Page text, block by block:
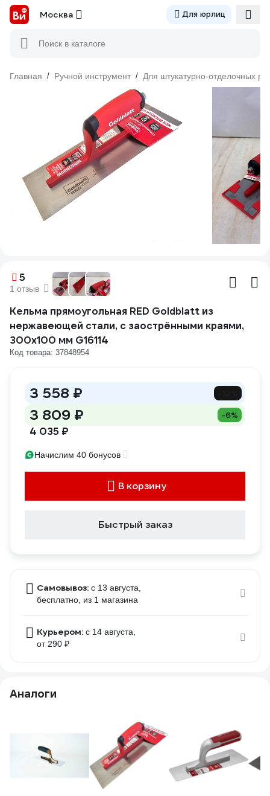
Москва Для юрлиц
Поиск в каталоге
Главная / Ручной инструмент / Для штукатурно-отделочных
5
1 отзыв
Кельма прямоугольная RED Goldblatt из
нержавеющей стали, с заострёнными краями,
300х100 мм G16114
Код товара: 37848954
3 558 ₽
3 809 ₽ -6%
4 035 ₽
Начислим 40 бонусов
В корзину
Быстрый заказ
Самовывоз: c 13 августа,
бесплатно , из 1 магазина
Курьером: c 14 августа,
от 290 ₽
Аналоги